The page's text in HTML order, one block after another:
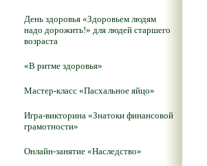
День здоровья «Здоровьем людям
надо дорожить!» для людей старшего
возраста
«В ритме здоровья»
Мастер-класс «Пасхальное яйцо»
Игра-викторина «Знатоки финансовой
грамотности»
Онлайн-занятие «Наследство»